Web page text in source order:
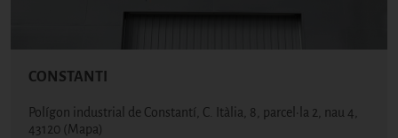
CONSTANTI
Polígon industrial de Constantí, C. Itàlia, 8, parcel·la 2, nau 4,
43120 (Mapa)